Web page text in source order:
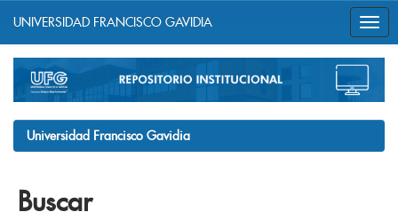
navigation
UNIVERSIDAD FRANCISCO GAVIDIA
Universidad Francisco Gavidia
Buscar